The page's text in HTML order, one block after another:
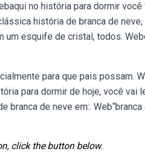
no história para dormir
história de branca de
um esquife de cristal, todos.
para que pais possam.
para dormir de hoje, você vai
de neve em:.
click the button below.